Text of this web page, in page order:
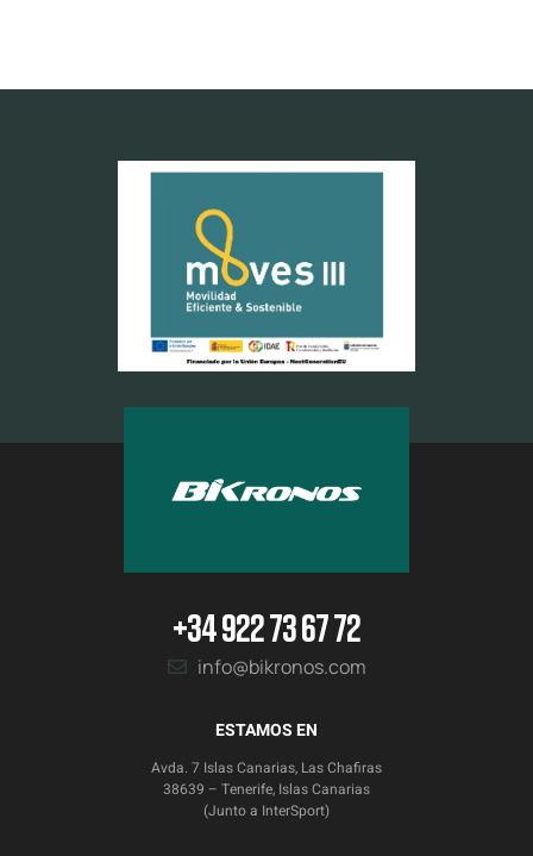
+34 922 73 67 72
info@bikronos.com
ESTAMOS EN
Avda. 7 Islas Canarias, Las Chafiras
38639 – Tenerife, Islas Canarias
(Junto a InterSport)